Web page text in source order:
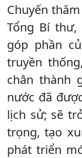
Chuyến
Tổng Bí
góp phần
truyền
chân thành
nước đã
lịch sử; sẽ
trọng, tạo
phát triển